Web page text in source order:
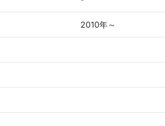
2010年～